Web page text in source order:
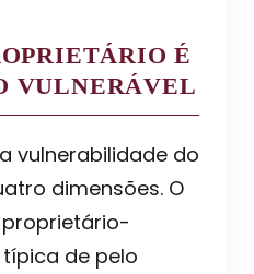
É
VULNERÁVEL
vulnerabilidade do
dimensões. O
proprietário-
de pelo